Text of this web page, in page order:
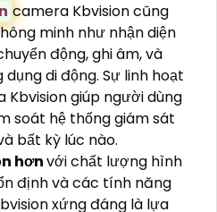
camera Kbvision cũng
minh như nhận diện
động, ghi âm, và
di động. Sự linh hoạt
giúp người dùng
soát hệ thống giám sát
bất kỳ lúc nào.
hơnvới chất lượng hình
định và các tính năng
xứng đáng là lựa